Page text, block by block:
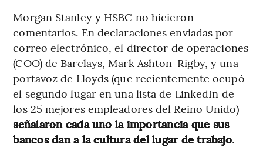
Morgan Stanley y HSBC no hicieron
comentarios. En declaraciones enviadas por
correo electrónico, el director de operaciones
(COO) de Barclays, Mark Ashton-Rigby, y una
portavoz de Lloyds (que recientemente ocupó
el segundo lugar en una lista de LinkedIn de
los 25 mejores empleadores del Reino Unido)
señalaron cada uno la importancia que sus
bancos dan a la cultura del lugar de trabajo.